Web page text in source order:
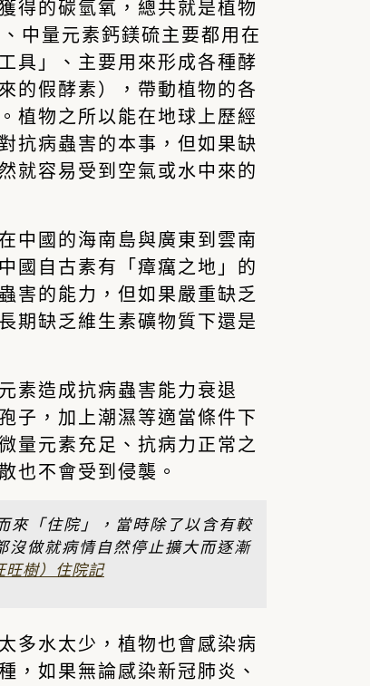
得的碳氫氧，總共就是植物
中量元素鈣鎂硫主要都用在
具」、主要用來形成各種酵
的假酵素），帶動植物的各
。植物之所以能在地球上歷經
抗病蟲害的本事，但如果缺
就容易受到空氣或水中來的
中國的海南島與廣東到雲南
國自古素有「瘴癘之地」的
害的能力，但如果嚴重缺乏
期缺乏維生素礦物質下還是
素造成抗病蟲害能力衰退
子，加上潮濕等適當條件下
量元素充足、抗病力正常之
也不會受到侵襲。
來「住院」，當時除了以含有較
沒做就病情自然停止擴大而逐漸
旺樹）住院記
多水太少，植物也會感染病
，如果無論感染新冠肺炎、